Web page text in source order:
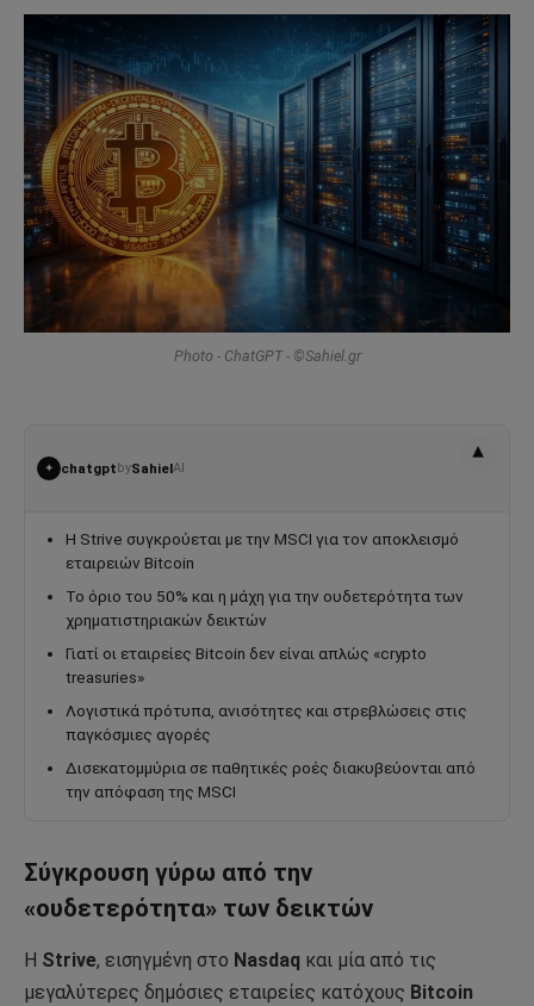
Photo - ChatGPT - ©Sahiel.gr
✦ chatgpt bySahielAI
▾
Η Strive συγκρούεται με την MSCI για τον αποκλεισμό
εταιρειών Bitcoin
Το όριο του 50% και η μάχη για την ουδετερότητα των
χρηματιστηριακών δεικτών
Γιατί οι εταιρείες Bitcoin δεν είναι απλώς «crypto
treasuries»
Λογιστικά πρότυπα, ανισότητες και στρεβλώσεις στις
παγκόσμιες αγορές
Δισεκατομμύρια σε παθητικές ροές διακυβεύονται από
την απόφαση της MSCI
Σύγκρουση γύρω από την
«ουδετερότητα» των δεικτών
Η Strive, εισηγμένη στο Nasdaq και μία από τις
μεγαλύτερες δημόσιες εταιρείες κατόχους Bitcoin